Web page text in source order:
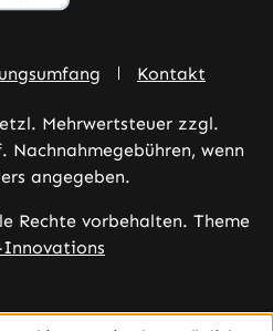
Kontakt
Mehrwertsteuer zzgl.
Nachnahmegebühren, wenn
angegeben.
Rechte vorbehalten. Theme
Innovations